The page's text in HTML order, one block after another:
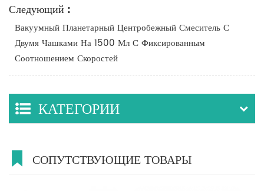
Следующий :
Вакуумный Планетарный Центробежный Смеситель С
Двумя Чашками На 1500 Мл С Фиксированным
Соотношением Скоростей
КАТЕГОРИИ
СОПУТСТВУЮЩИЕ ТОВАРЫ